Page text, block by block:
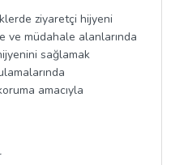
ziyaretçi hijyeni
ve müdahale alanlarında
sağlamak
amacıyla